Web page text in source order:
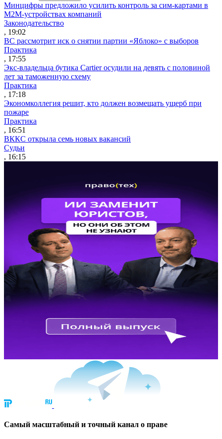
Минцифры предложило усилить контроль за сим-картами в
M2M-устройствах компаний
Законодательство
, 19:02
ВС рассмотрит иск о снятии партии «Яблоко» с выборов
Практика
, 17:55
Экс-владельца бутика Cartier осудили на девять с половиной
лет за таможенную схему
Практика
, 17:18
Экономколлегия решит, кто должен возмещать ущерб при
пожаре
Практика
, 16:51
ВККС открыла семь новых вакансий
Судьи
, 16:15
Cамый масштабный и точный канал о праве